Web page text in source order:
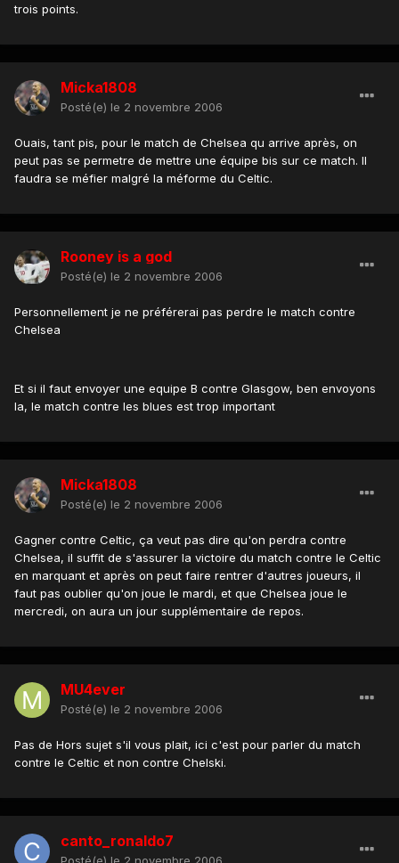
trois points.
Micka1808
Posté(e) le 2 novembre 2006
Ouais, tant pis, pour le match de Chelsea qu arrive après, on
peut pas se permetre de mettre une équipe bis sur ce match. Il
faudra se méfier malgré la méforme du Celtic.
Rooney is a god
Posté(e) le 2 novembre 2006
Personnellement je ne préférerai pas perdre le match contre
Chelsea
Et si il faut envoyer une equipe B contre Glasgow, ben envoyons
la, le match contre les blues est trop important
Micka1808
Posté(e) le 2 novembre 2006
Gagner contre Celtic, ça veut pas dire qu'on perdra contre
Chelsea, il suffit de s'assurer la victoire du match contre le Celtic
en marquant et après on peut faire rentrer d'autres joueurs, il
faut pas oublier qu'on joue le mardi, et que Chelsea joue le
mercredi, on aura un jour supplémentaire de repos.
MU4ever
Posté(e) le 2 novembre 2006
Pas de Hors sujet s'il vous plait, ici c'est pour parler du match
contre le Celtic et non contre Chelski.
canto_ronaldo7